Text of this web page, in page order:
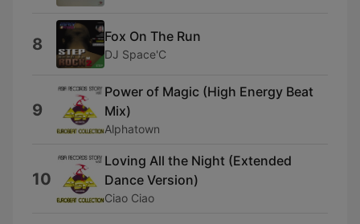
8 Fox On The Run
DJ Space'C
9
Power of Magic (High Energy Beat
Mix)
Alphatown
10
Loving All the Night (Extended
Dance Version)
Ciao Ciao